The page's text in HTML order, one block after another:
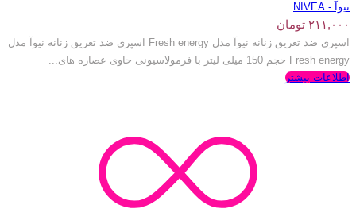
نیوآ - NIVEA
۲۱۱,۰۰۰ تومان
اسپری ضد تعریق زنانه نیوآ مدل Fresh energy اسپری ضد تعریق زنانه نیوآ مدل
Fresh energy حجم 150 میلی لیتر با فرمولاسیونی حاوی عصاره های...
اطلاعات بیشتر